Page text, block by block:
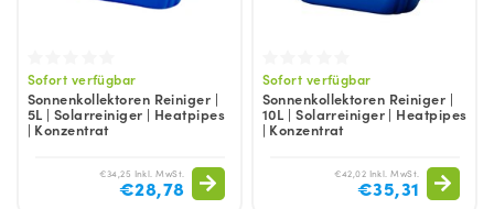
Sofort verfügbar
Sonnenkollektoren Reiniger |
5L | Solarreiniger | Heatpipes
| Konzentrat
€34,25 Inkl. MwSt.
€28,78
Sofort verfügbar
Sonnenkollektoren Reiniger |
10L | Solarreiniger | Heatpipes
| Konzentrat
€42,02 Inkl. MwSt.
€35,31